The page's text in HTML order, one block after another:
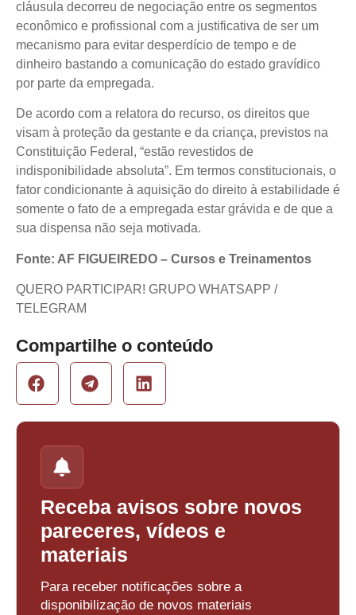
cláusula decorreu de negociação entre os segmentos
econômico e profissional com a justificativa de ser um
mecanismo para evitar desperdício de tempo e de
dinheiro bastando a comunicação do estado gravídico
por parte da empregada.
De acordo com a relatora do recurso, os direitos que
visam à proteção da gestante e da criança, previstos na
Constituição Federal, “estão revestidos de
indisponibilidade absoluta”. Em termos constitucionais, o
fator condicionante à aquisição do direito à estabilidade é
somente o fato de a empregada estar grávida e de que a
sua dispensa não seja motivada.
Fonte: AF FIGUEIREDO – Cursos e Treinamentos
QUERO PARTICIPAR! GRUPO WHATSAPP /
TELEGRAM
Compartilhe o conteúdo
Receba avisos sobre novos
pareceres, vídeos e
materiais
Para receber notificações sobre a
disponibilização de novos materiais